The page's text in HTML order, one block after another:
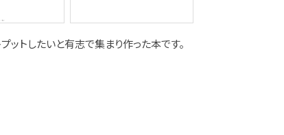
トしたいと有志で集まり作った本です。